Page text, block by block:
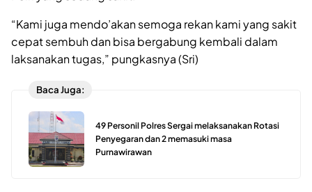
“Kami juga mendo’akan semoga rekan kami yang sakit
cepat sembuh dan bisa bergabung kembali dalam
laksanakan tugas,” pungkasnya (Sri)
Baca Juga:
49 Personil Polres Sergai melaksanakan Rotasi
Penyegaran dan 2 memasuki masa
Purnawirawan